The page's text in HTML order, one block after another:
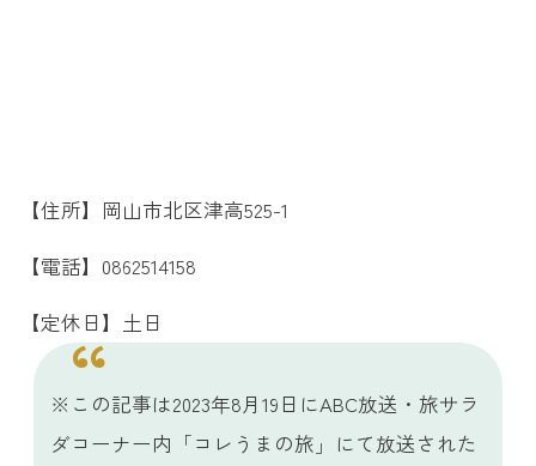
【住所】岡山市北区津高525-1
【電話】0862514158
【定休日】土日
※この記事は2023年8月19日にABC放送・旅サラ
ダコーナー内「コレうまの旅」にて放送された